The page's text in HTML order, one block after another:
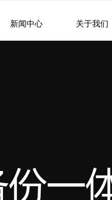
新闻中心 关于我们